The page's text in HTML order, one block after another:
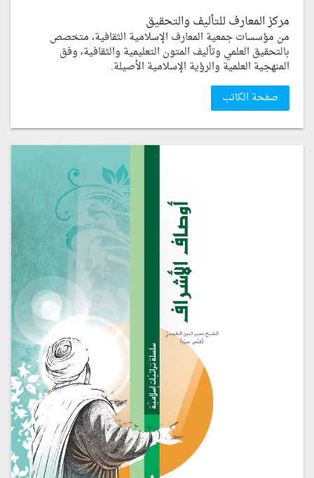
مركز المعارف للتأليف والتحقيق
من مؤسسات جمعية المعارف الإسلامية الثقافية، متخصص
بالتحقيق العلمي وتأليف المتون التعليمية والثقافية، وفق
المنهجية العلمية والرؤية الإسلامية الأصيلة.
صفحة الكاتب